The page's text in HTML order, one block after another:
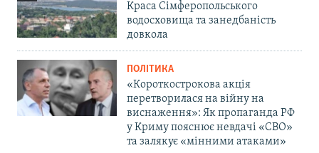
Краса Сімферопольського
водосховища та занедбаність
довкола
ПОЛІТИКА
«Короткострокова акція
перетворилася на війну на
виснаження»: Як пропаганда РФ
у Криму пояснює невдачі «СВО»
та залякує «мінними атаками»